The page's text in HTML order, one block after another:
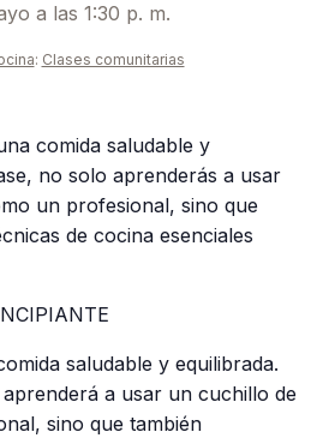
a las 1:30 p. m.
: Clases comunitarias
comida saludable y
no solo aprenderás a usar
un profesional, sino que
de cocina esenciales
saludable y equilibrada.
a usar un cuchillo de
sino que también